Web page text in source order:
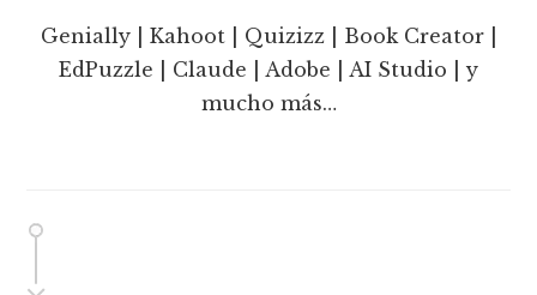
Genially | Kahoot | Quizizz | Book Creator |
EdPuzzle | Claude | Adobe | AI Studio | y
mucho más…